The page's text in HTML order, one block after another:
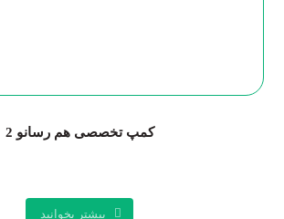
کمپ تخصصی هم رسانو 2
بیشتر بخوانید